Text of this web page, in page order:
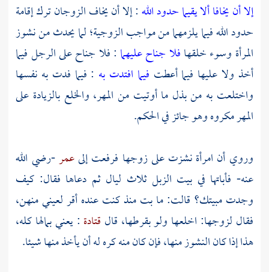
إلا أن يخافا ألا يقيما حدود الله: إلا أن يخاف الزوجان ترك إقامة
حدود الله فيما يلزمهما من مواجب الزوجية؛ لما يحدث من نشوز
المرأة وسوء خلقهافلا جناح عليهما : فلا جناح على الرجل فيما
أخذ ولا عليها فيما أعطت فيما افتدت به : فيما فدت به نفسها
واختلعت به من بذل ما أوتيت من المهر، والخلع بالزيادة على
المهر مكروه وهو جائز في الحكم.
وروي أن امرأة نشزت على زوجها فرفعت إلىعمر-رضي الله
عنه- فأباتها في بيت الزبل ثلاث ليال ثم دعاها فقال: كيف
وجدت مبيتك؟ قالت: ما بت منذ كنت عنده أقر لعيني منهن،
فقال لزوجها: اخلعها ولو بقرطها، قال قتادة : يعني بمالها كله،
هذا إذا كان النشوز منها، فإن كان منه كره له أن يأخذ منها شيئا.